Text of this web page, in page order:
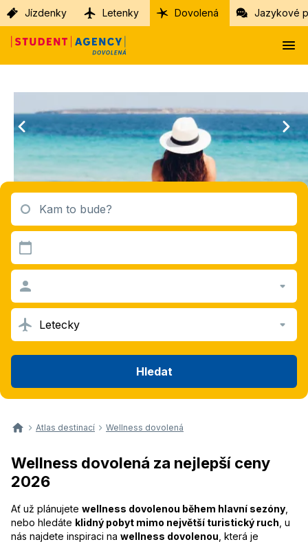
Jízdenky Letenky Dovolená Jazykové
Kam to bude?
Letecky
Hledat
Atlas destinací Wellness dovolená
Wellness dovolená za nejlepší ceny
2026
Ať už plánujete wellness dovolenou během hlavní sezóny
nebo hledáte klidný pobyt mimo největší turistický ruch , u
nás najdete inspiraci na wellness dovolenou , která je